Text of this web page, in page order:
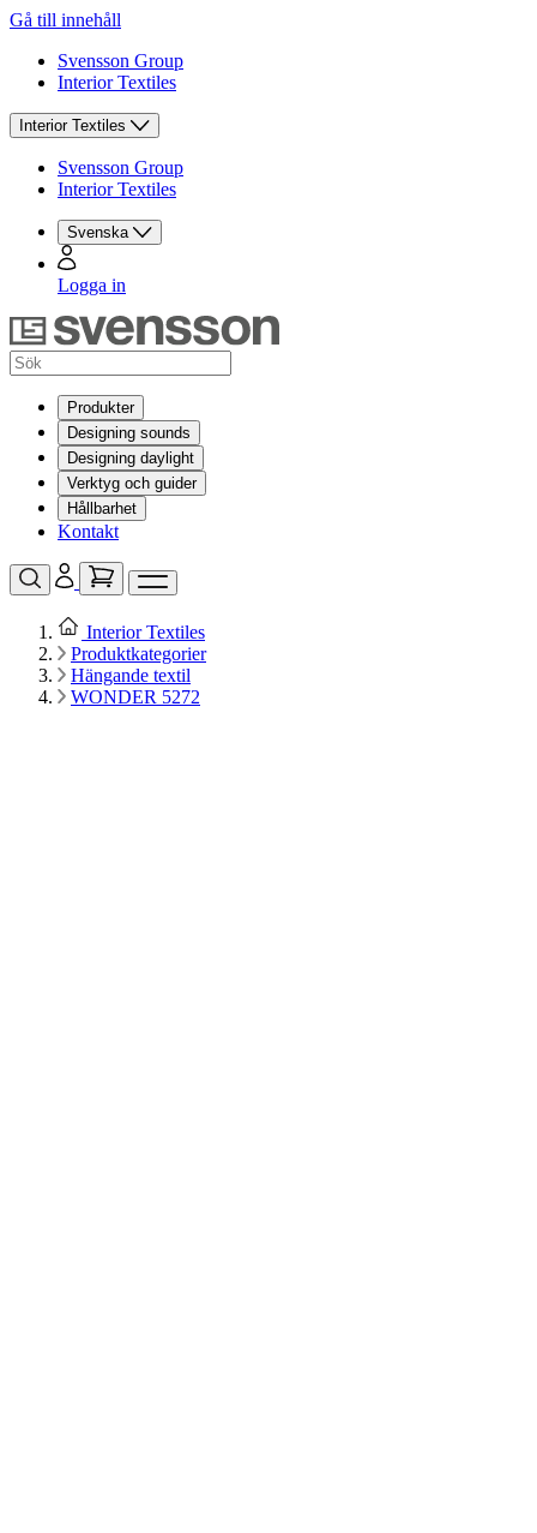
Gå till innehåll
Svensson Group
Interior Textiles
Interior Textiles
Svensson Group
Interior Textiles
Svenska
Logga in
Produkter
Designing sounds
Designing daylight
Verktyg och guider
Hållbarhet
Kontakt
Interior Textiles
Produktkategorier
Hängande textil
WONDER 5272